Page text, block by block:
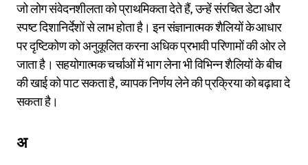
जो लोग संवेदनशीलता को प्राथमिकता देते हैं, उन्हें संरचित डेटा और
स्पष्ट दिशानिर्देशों से लाभ होता है। इन संज्ञानात्मक शैलियों के आधार
पर दृष्टिकोण को अनुकूलित करना अधिक प्रभावी परिणामों की ओर ले
जाता है। सहयोगात्मक चर्चाओं में भाग लेना भी विभिन्न शैलियों के बीच
की खाई को पाट सकता है, व्यापक निर्णय लेने की प्रक्रिया को बढ़ावा दे
सकता है।
अ